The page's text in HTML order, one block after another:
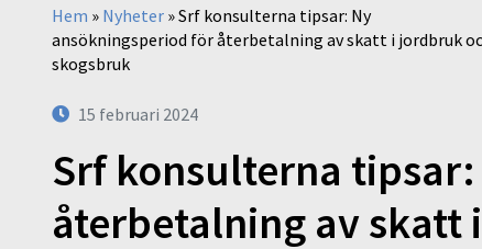
Hem » Nyheter »Srf konsulterna tipsar: Ny
ansökningsperiod för återbetalning av skatt i jordbruk
skogsbruk
15 februari 2024
Srf konsulterna
återbetalning av